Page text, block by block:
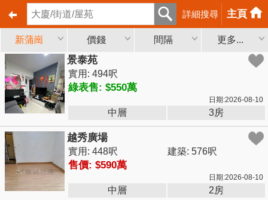
詳細搜尋 主頁
新蒲崗 價錢 間隔 更多...
景泰苑
實用: 494呎
綠表售: $550萬
日期:2026-08-10
中層 3房
越秀廣場
實用: 448呎 建築: 576呎
售價: $590萬
日期:2026-08-10
中層 2房